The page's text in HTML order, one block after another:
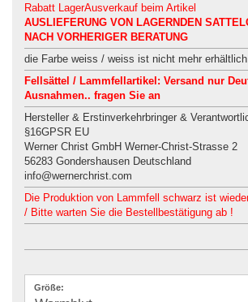
Rabatt LagerAusverkauf beim Artikel
AUSLIEFERUNG VON LAGERNDEN
NACH VORHERIGER BERATUNG
die Farbe weiss / weiss ist nicht mehr erhältlich
Fellsättel / Lammfellartikel: Versand nur
Ausnahmen.. fragen Sie an
Hersteller & Erstinverkehrbringer &
§16GPSR EU
Werner Christ GmbH Werner-Christ-Strasse 2
56283 Gondershausen Deutschland
info@wernerchrist.com
Die Produktion von Lammfell schwarz ist
/ Bitte warten Sie die Bestellbestätigung ab !
Größe: